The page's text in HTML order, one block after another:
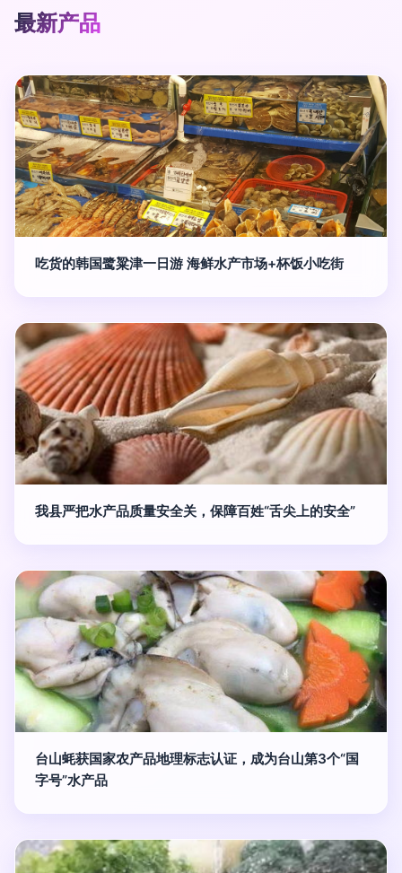
最新产品
吃货的韩国鹭粱津一日游 海鲜水产市场+杯饭小吃街
我县严把水产品质量安全关，保障百姓“舌尖上的安全”
台山蚝获国家农产品地理标志认证，成为台山第3个“国
字号”水产品